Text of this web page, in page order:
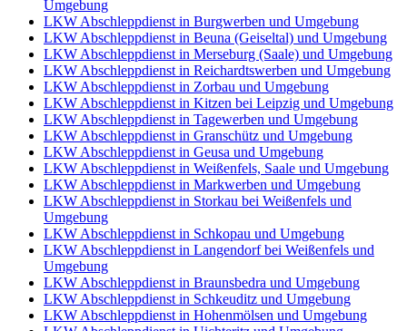
Umgebung
LKW Abschleppdienst in Burgwerben und Umgebung
LKW Abschleppdienst in Beuna (Geiseltal) und Umgebung
LKW Abschleppdienst in Merseburg (Saale) und Umgebung
LKW Abschleppdienst in Reichardtswerben und Umgebung
LKW Abschleppdienst in Zorbau und Umgebung
LKW Abschleppdienst in Kitzen bei Leipzig und Umgebung
LKW Abschleppdienst in Tagewerben und Umgebung
LKW Abschleppdienst in Granschütz und Umgebung
LKW Abschleppdienst in Geusa und Umgebung
LKW Abschleppdienst in Weißenfels, Saale und Umgebung
LKW Abschleppdienst in Markwerben und Umgebung
LKW Abschleppdienst in Storkau bei Weißenfels und
Umgebung
LKW Abschleppdienst in Schkopau und Umgebung
LKW Abschleppdienst in Langendorf bei Weißenfels und
Umgebung
LKW Abschleppdienst in Braunsbedra und Umgebung
LKW Abschleppdienst in Schkeuditz und Umgebung
LKW Abschleppdienst in Hohenmölsen und Umgebung